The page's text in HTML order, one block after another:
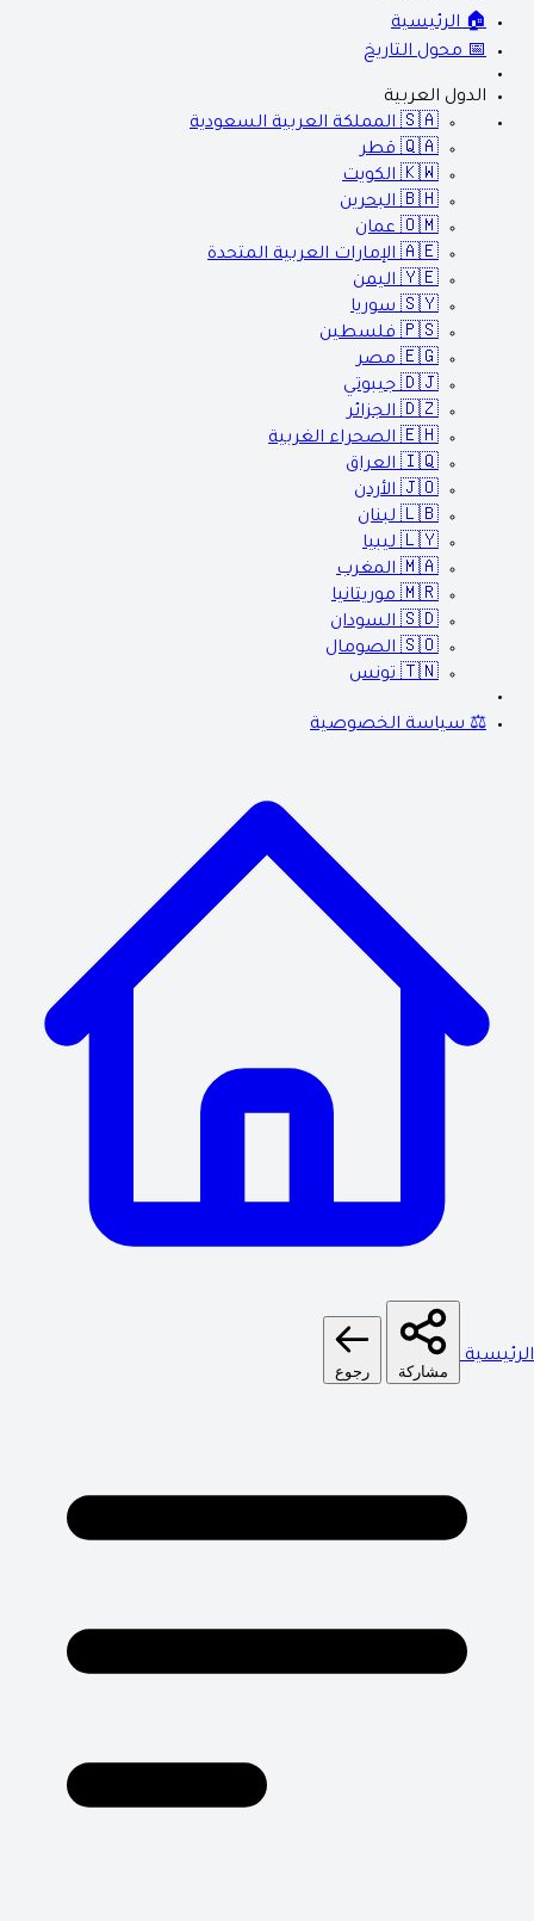
🏠 الرئيسية
📅 محول التاريخ
الدول العربية
🇸🇦 المملكة العربية السعودية
🇶🇦 قطر
🇰🇼 الكويت
🇧🇭 البحرين
🇴🇲 عمان
🇦🇪 الإمارات العربية المتحدة
🇾🇪 اليمن
🇸🇾 سوريا
🇵🇸 فلسطين
🇪🇬 مصر
🇩🇯 جيبوتي
🇩🇿 الجزائر
🇪🇭 الصحراء الغربية
🇮🇶 العراق
🇯🇴 الأردن
🇱🇧 لبنان
🇱🇾 ليبيا
🇲🇦 المغرب
🇲🇷 موريتانيا
🇸🇩 السودان
🇸🇴 الصومال
🇹🇳 تونس
⚖️ سياسة الخصوصية
مشاركة رجوع